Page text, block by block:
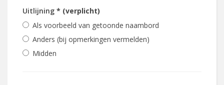
Uitlijning * (verplicht)
Als voorbeeld van getoonde naambord
Anders (bij opmerkingen vermelden)
Midden